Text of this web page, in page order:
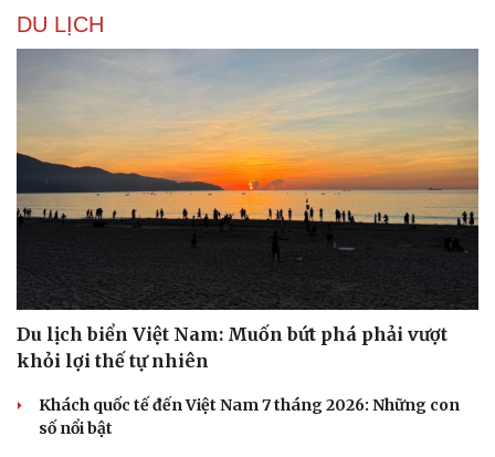
Âm nhạc
DU LỊCH
Du lịch biển Việt Nam: Muốn bứt phá phải vượt
khỏi lợi thế tự nhiên
Khách quốc tế đến Việt Nam 7 tháng 2026: Những con
số nổi bật